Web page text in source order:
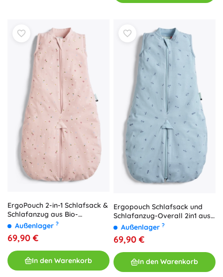
ErgoPouch 2-in-1 Schlafsack &
Schlafanzug aus Bio-
Baumwolle Daisies 0,2 TOG
(3–12 Monate)
Außenlager ?
69,90 €
In den Warenkorb
Ergopouch Schlafsack und
Schlafanzug-Overall 2in1 aus
Bio-Baumwolle Suit
Dragonflies 0,2 TOG (3–12
Monate)
Außenlager ?
69,90 €
In den Warenkorb